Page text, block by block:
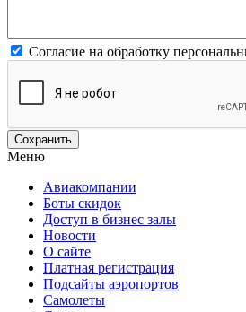
Согласие на обработку
Меню
Авиакомпании
Боты скидок
Доступ в бизнес залы
Новости
О сайте
Платная регистрация
Подсайты аэропортов
Самолеты